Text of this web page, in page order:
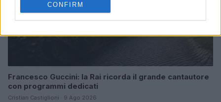
CONFIRM
Francesco Guccini: la Rai ricorda il grande cantautore
con programmi dedicati
Cristian Castiglioni · 9 Ago 2026